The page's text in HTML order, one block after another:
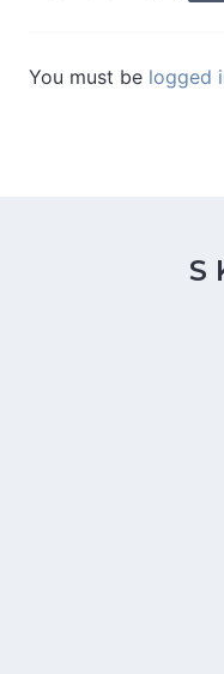
You must be logged
S